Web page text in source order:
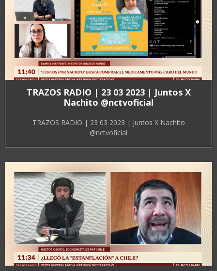
TRAZOS RADIO | 23 03 2023 | Juntos X
Nachito @nctvoficial
TRAZOS RADIO | 23 03 2023 | Juntos X Nachito
@nctvoficial